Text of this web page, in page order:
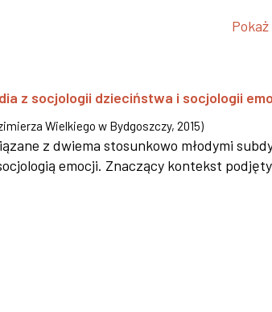
z socjologii dzieciństwa i socjologii
Wielkiego w Bydgoszczy, 2015)
z dwiema stosunkowo młodymi
emocji. Znaczący kontekst